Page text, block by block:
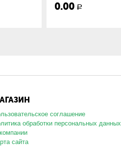
выключателей.
0.00 Р
соглашение
обработки персональных данных
сайта